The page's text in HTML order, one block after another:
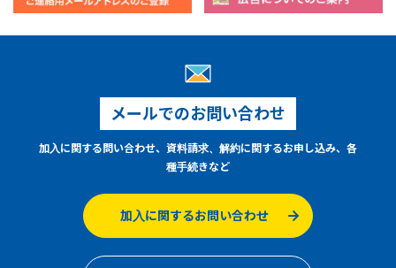
メールでのお問い合わせ
加入に関する問い合わせ、資料請求、解約に関するお申し込み、各
種手続きなど
加入に関するお問い合わせ